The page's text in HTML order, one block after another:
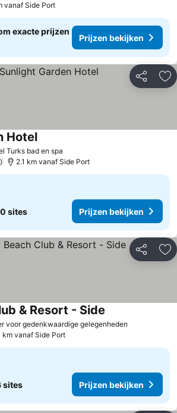
vanaf Side Port
exacte prijzen
Prijzen bekijken
Delen
Turks bad en spa
Hotel
2.1 km vanaf Side Port
sites Prijzen bekijken
Delen
voor gedenkwaardige gelegenheden
& Resort - Side
km vanaf Side Port
sites Prijzen bekijken